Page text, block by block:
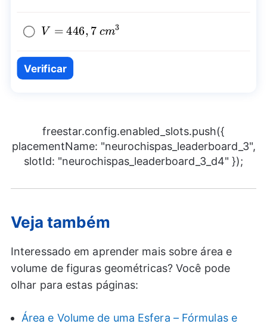
V=446,7~
V = 446, 7 cm3
Verificar
freestar.config.enabled_slots.push({
placementName: "neurochispas_leaderboard_3",
slotId: "neurochispas_leaderboard_3_d4" });
Veja também
Interessado em aprender mais sobre área e
volume de figuras geométricas? Você pode
olhar para estas páginas:
Área e Volume de uma Esfera – Fórmulas e